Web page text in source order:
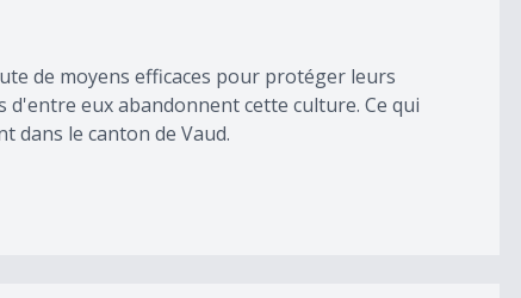
de moyens efficaces pour protéger leurs
eux abandonnent cette culture. Ce qui
dans le canton de Vaud.